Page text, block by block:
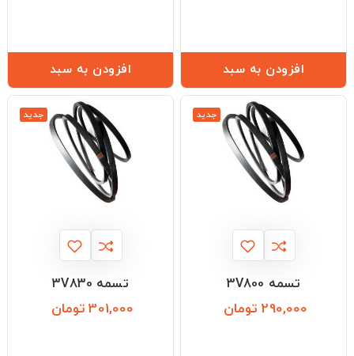
افزودن به سبد افزودن به سبد
جدید
تسمه 3V800
290,000 تومان
جدید
تسمه 3V830
301,000 تومان